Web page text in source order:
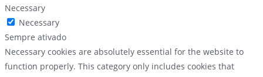
Necessary
Necessary
Sempre ativado
Necessary cookies are absolutely essential for the website to
function properly. This category only includes cookies that